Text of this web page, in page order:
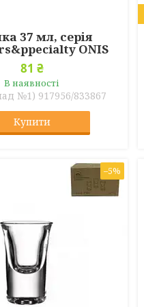
37 мл, серія
ONIS
81 ₴
В наявності
№1) 917956/833867
Купити
–5%